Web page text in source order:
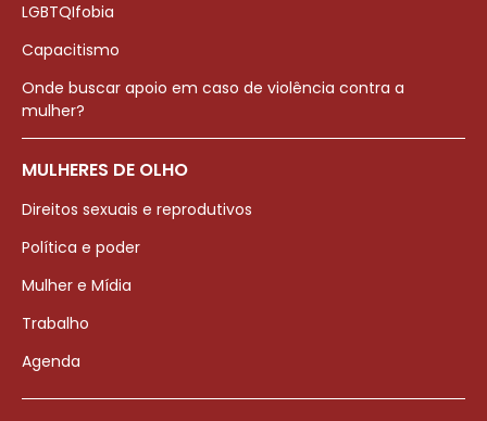
LGBTQIfobia
Capacitismo
Onde buscar apoio em caso de violência contra a
mulher?
MULHERES DE OLHO
Direitos sexuais e reprodutivos
Política e poder
Mulher e Mídia
Trabalho
Agenda